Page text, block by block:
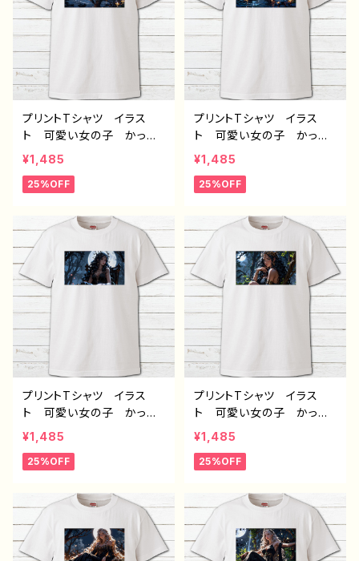
ズ ノンブランド H-7
ズ ノンブランド H-7
プリントTシャツ イラス
ト 可愛い女の子 かっこ
いい女子 美しい女の子
黒髪 ロングヘア おしゃ
れ エモい メンズ レデ
め 人気 イラストレータ
ー 絵師 クリエイター
白 半袖シャツ コラボ
オリジナル デザイン グッ
ズ ノンブランド H-7
¥1,485
25%OFF
プリントTシャツ イラス
ト 可愛い女の子 かっこ
いい女子 美しい女の子
黒髪 ロングヘア おしゃ
れ エモい メンズ レデ
め 人気 イラストレータ
ー 絵師 クリエイター
白 半袖シャツ コラボ
オリジナル デザイン グッ
ズ ノンブランド H-7
¥1,485
25%OFF
プリントTシャツ イラス
ト 可愛い女の子 かっこ
いい女子 美しい女の子
黒髪 ロングヘア おしゃ
れ エモい メンズ レデ
め 人気 イラストレータ
ー 絵師 クリエイター
白 半袖シャツ コラボ
オリジナル デザイン グッ
¥1,485
25%OFF
プリントTシャツ イラス
ト 可愛い女の子 かっこ
いい女子 美しい女の子
黒髪 ロングヘア おしゃ
れ エモい メンズ レデ
め 人気 イラストレータ
ー 絵師 クリエイター
白 半袖シャツ コラボ
オリジナル デザイン グッ
¥1,485
25%OFF